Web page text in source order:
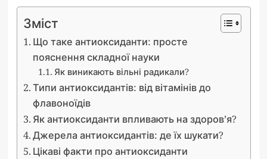
Зміст
Що таке антиоксиданти: просте
пояснення складної науки
Як виникають вільні радикали?
Типи антиоксидантів: від вітамінів до
флавоноїдів
Як антиоксиданти впливають на здоров’я?
Джерела антиоксидантів: де їх шукати?
Цікаві факти про антиоксиданти